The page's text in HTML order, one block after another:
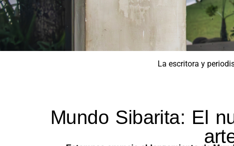
La escritora y
Mundo Sibarita: El